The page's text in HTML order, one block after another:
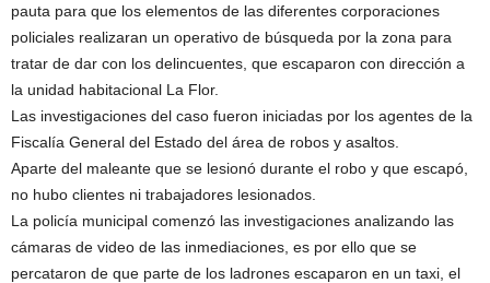
pauta para que los elementos de las diferentes corporaciones
policiales realizaran un operativo de búsqueda por la zona para
tratar de dar con los delincuentes, que escaparon con dirección a
la unidad habitacional La Flor.
Las investigaciones del caso fueron iniciadas por los agentes de la
Fiscalía General del Estado del área de robos y asaltos.
Aparte del maleante que se lesionó durante el robo y que escapó,
no hubo clientes ni trabajadores lesionados.
La policía municipal comenzó las investigaciones analizando las
cámaras de video de las inmediaciones, es por ello que se
percataron de que parte de los ladrones escaparon en un taxi, el